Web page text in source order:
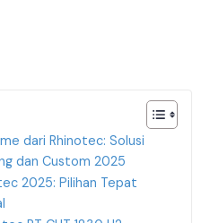
dari Rhinotec: Solusi
dan Custom 2025
2025: Pilihan Tepat